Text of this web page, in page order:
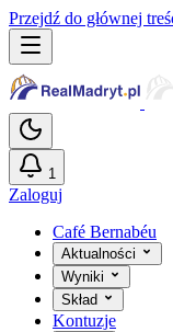
Przejdź do głównej
1
Zaloguj
Café Bernabéu
Aktualności
Wyniki
Skład
Kontuzje